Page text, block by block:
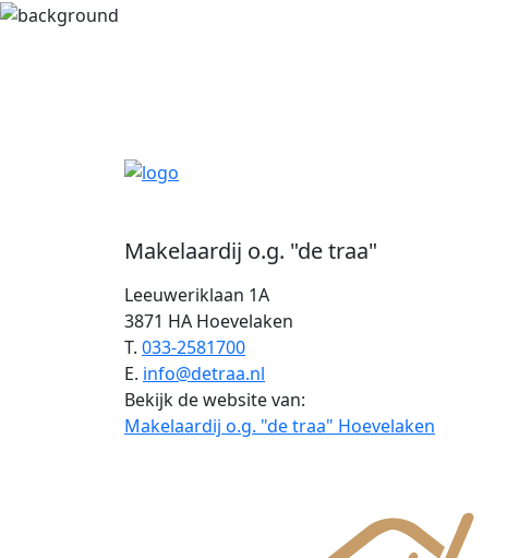
Makelaardij o.g. "de traa"
Leeuweriklaan 1A
3871 HA Hoevelaken
T. 033-2581700
E. info@detraa.nl
Bekijk de website van:
Makelaardij o.g. "de traa" Hoevelaken